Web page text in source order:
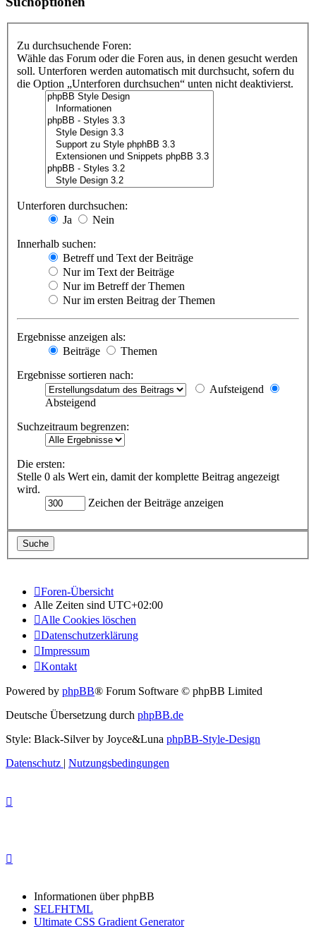
Zu durchsuchende Foren:
Wähle das Forum oder die Foren aus, in denen gesucht werden
soll. Unterforen werden automatisch mit durchsucht, sofern du
die Option „Unterforen durchsuchen“ unten nicht deaktivierst.
Unterforen durchsuchen:
Ja
Nein
Innerhalb suchen:
Betreff und Text der Beiträge
Nur im Text der Beiträge
Nur im Betreff der Themen
Nur im ersten Beitrag der Themen
Ergebnisse anzeigen als:
Beiträge
Themen
Ergebnisse sortieren nach:
Aufsteigend
Absteigend
Suchzeitraum begrenzen:
Die ersten:
Stelle 0 als Wert ein, damit der komplette Beitrag angezeigt
wird.
Zeichen der Beiträge anzeigen
Foren-Übersicht
Alle Zeiten sind UTC+02:00
Alle Cookies löschen
Datenschutzerklärung
Impressum
Kontakt
Powered by phpBB® Forum Software © phpBB Limited
Deutsche Übersetzung durch phpBB.de
Style: Black-Silver by Joyce&Luna phpBB-Style-Design
Datenschutz | Nutzungsbedingungen
Informationen über phpBB
SELFHTML
Ultimate CSS Gradient Generator